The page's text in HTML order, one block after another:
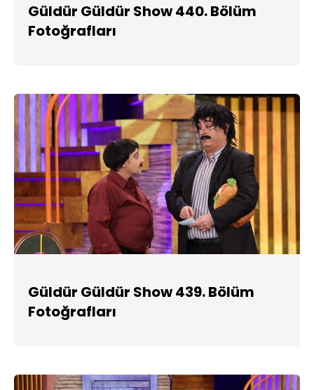
Güldür Güldür Show 440. Bölüm
Fotoğrafları
Güldür Güldür Show 439. Bölüm
Fotoğrafları